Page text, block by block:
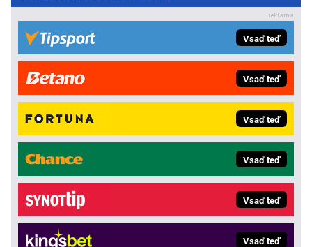
Vsaď teď
Vsaď teď
Vsaď teď
Vsaď teď
Vsaď teď
Vsaď teď